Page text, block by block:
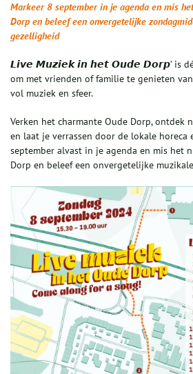
Markeer 8 september in je agenda en mis
Dorp en beleef een onvergetelijke
gezelligheid
𝙇𝙞𝙫𝙚 𝙈𝙪𝙯𝙞𝙚𝙠 𝙞𝙣 𝙝𝙚𝙩 𝙊𝙪𝙙𝙚 𝘿𝙤𝙧𝙥’ is dé
om met vrienden of familie te genieten
vol muziek en sfeer.
Verken het charmante Oude Dorp, ontdek
en laat je verrassen door de lokale horeca
september alvast in je agenda en mis het
Dorp en beleef een onvergetelijke